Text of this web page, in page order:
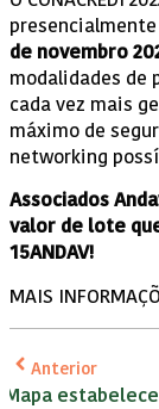
de novembro
modalidades de
cada vez mais
máximo de
networking
Associados
valor de lote
15ANDAV!
MAIS
Anterior
Mapa estabelece